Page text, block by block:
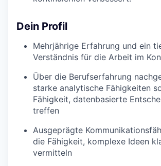
Dein Profil
Mehrjährige Erfahrung und ein
Verständnis für die Arbeit im
Über die Berufserfahrung
starke analytische Fähigkeiten
Fähigkeit, datenbasierte
treffen
Ausgeprägte
die Fähigkeit, komplexe Ideen
vermitteln